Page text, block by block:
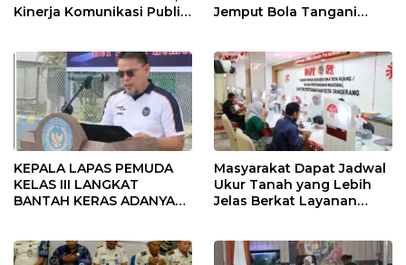
Kinerja Komunikasi Publik
Jemput Bola Tangani
KEPALA LAPAS PEMUDA
KELAS III LANGKAT
BANTAH KERAS ADANYA
TENTANG SINDIKAT
Masyarakat Dapat Jadwal
Ukur Tanah yang Lebih
Jelas Berkat Layanan